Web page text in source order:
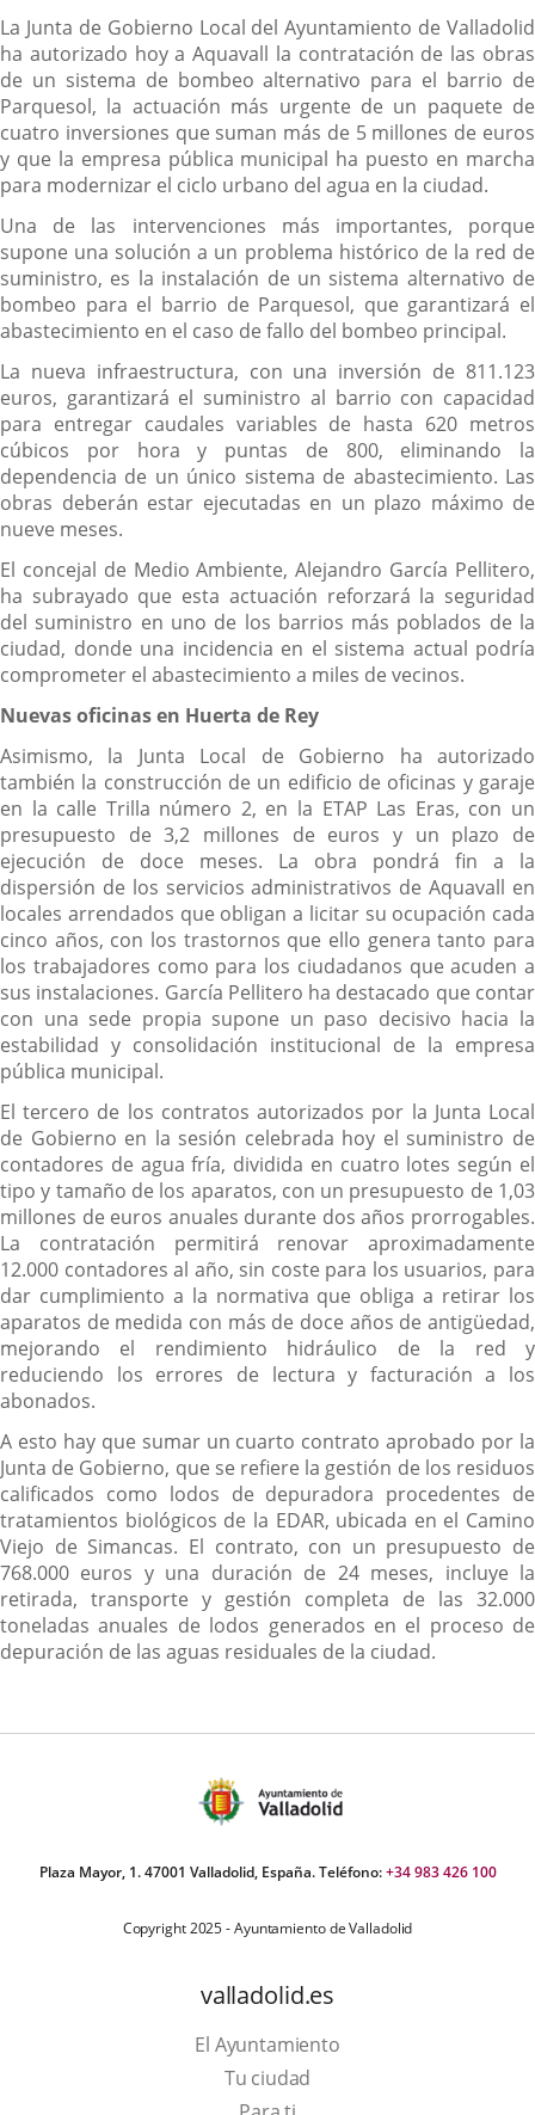
La Junta de Gobierno Local del Ayuntamiento de Valladolid
ha autorizado hoy a Aquavall la contratación de las obras
de un sistema de bombeo alternativo para el barrio de
Parquesol, la actuación más urgente de un paquete de
cuatro inversiones que suman más de 5 millones de euros
y que la empresa pública municipal ha puesto en marcha
para modernizar el ciclo urbano del agua en la ciudad.
Una de las intervenciones más importantes, porque
supone una solución a un problema histórico de la red de
suministro, es la instalación de un sistema alternativo de
bombeo para el barrio de Parquesol, que garantizará el
abastecimiento en el caso de fallo del bombeo principal.
La nueva infraestructura, con una inversión de 811.123
euros, garantizará el suministro al barrio con capacidad
para entregar caudales variables de hasta 620 metros
cúbicos por hora y puntas de 800, eliminando la
dependencia de un único sistema de abastecimiento. Las
obras deberán estar ejecutadas en un plazo máximo de
nueve meses.
El concejal de Medio Ambiente, Alejandro García Pellitero,
ha subrayado que esta actuación reforzará la seguridad
del suministro en uno de los barrios más poblados de la
ciudad, donde una incidencia en el sistema actual podría
comprometer el abastecimiento a miles de vecinos.
Nuevas oficinas en Huerta de Rey
Asimismo, la Junta Local de Gobierno ha autorizado
también la construcción de un edificio de oficinas y garaje
en la calle Trilla número 2, en la ETAP Las Eras, con un
presupuesto de 3,2 millones de euros y un plazo de
ejecución de doce meses. La obra pondrá fin a la
dispersión de los servicios administrativos de Aquavall en
locales arrendados que obligan a licitar su ocupación cada
cinco años, con los trastornos que ello genera tanto para
los trabajadores como para los ciudadanos que acuden a
sus instalaciones. García Pellitero ha destacado que contar
con una sede propia supone un paso decisivo hacia la
estabilidad y consolidación institucional de la empresa
pública municipal.
El tercero de los contratos autorizados por la Junta Local
de Gobierno en la sesión celebrada hoy el suministro de
contadores de agua fría, dividida en cuatro lotes según el
tipo y tamaño de los aparatos, con un presupuesto de 1,03
millones de euros anuales durante dos años prorrogables.
La contratación permitirá renovar aproximadamente
12.000 contadores al año, sin coste para los usuarios, para
dar cumplimiento a la normativa que obliga a retirar los
aparatos de medida con más de doce años de antigüedad,
mejorando el rendimiento hidráulico de la red y
reduciendo los errores de lectura y facturación a los
abonados.
A esto hay que sumar un cuarto contrato aprobado por la
Junta de Gobierno, que se refiere la gestión de los residuos
calificados como lodos de depuradora procedentes de
tratamientos biológicos de la EDAR, ubicada en el Camino
Viejo de Simancas. El contrato, con un presupuesto de
768.000 euros y una duración de 24 meses, incluye la
retirada, transporte y gestión completa de las 32.000
toneladas anuales de lodos generados en el proceso de
depuración de las aguas residuales de la ciudad.
Plaza Mayor, 1. 47001 Valladolid, España. Teléfono:+34 983 426 100
Copyright 2025 - Ayuntamiento de Valladolid
valladolid.es
El Ayuntamiento
Tu ciudad